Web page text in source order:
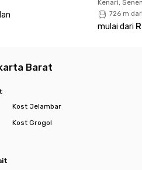
ke Puskesmas Tanjung Duren
di dapurnya yang bersih dan
dijamin bebas ribet, deh!
Kenari,
726 m
mulai dari
Barat
Kost Jelambar
Kost Grogol